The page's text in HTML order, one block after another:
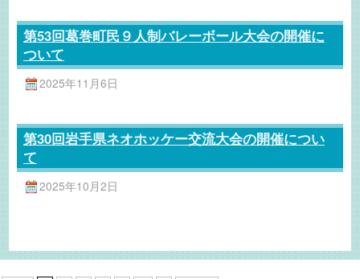
第53回葛巻町民９人制バレーボール大会の開催に
ついて
2025年11月6日
第30回岩手県ネオホッケー交流大会の開催につい
て
2025年10月2日